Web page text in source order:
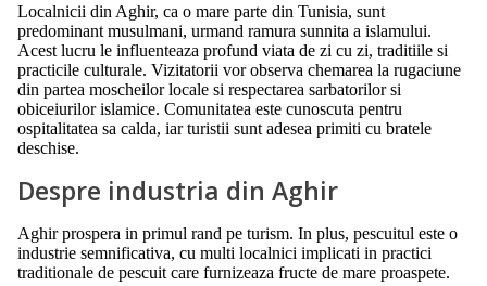
Localnicii din Aghir, ca o mare parte din Tunisia, sunt
predominant musulmani, urmand ramura sunnita a islamului.
Acest lucru le influenteaza profund viata de zi cu zi, traditiile si
practicile culturale. Vizitatorii vor observa chemarea la rugaciune
din partea moscheilor locale si respectarea sarbatorilor si
obiceiurilor islamice. Comunitatea este cunoscuta pentru
ospitalitatea sa calda, iar turistii sunt adesea primiti cu bratele
deschise.
Despre industria din Aghir
Aghir prospera in primul rand pe turism. In plus, pescuitul este o
industrie semnificativa, cu multi localnici implicati in practici
traditionale de pescuit care furnizeaza fructe de mare proaspete.